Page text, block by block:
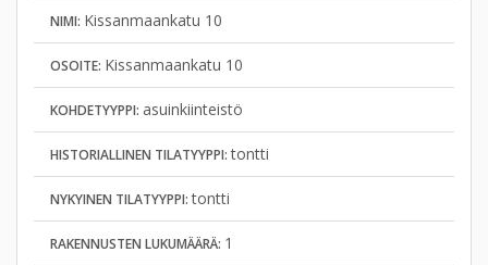
NIMI: Kissanmaankatu 10
OSOITE: Kissanmaankatu 10
KOHDETYYPPI: asuinkiinteistö
HISTORIALLINEN TILATYYPPI:tontti
NYKYINEN TILATYYPPI:tontti
RAKENNUSTEN LUKUMÄÄRÄ: 1